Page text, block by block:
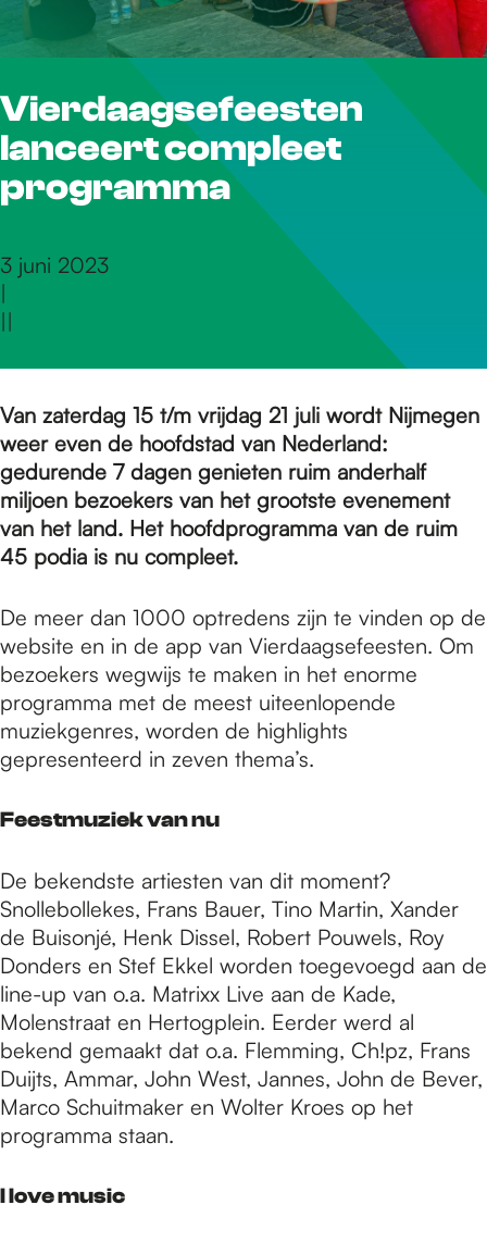
r
d
e
o
m
e
p
a
g
Vierdaagsefeesten
lanceert compleet
programma
3 juni 2023
|
||
Van zaterdag 15 t/m vrijdag 21 juli wordt Nijmegen
weer even de hoofdstad van Nederland:
gedurende 7 dagen genieten ruim anderhalf
miljoen bezoekers van het grootste evenement
van het land. Het hoofdprogramma van de ruim
45 podia is nu compleet.
De meer dan 1000 optredens zijn te vinden op de
website en in de app van Vierdaagsefeesten. Om
bezoekers wegwijs te maken in het enorme
programma met de meest uiteenlopende
muziekgenres, worden de highlights
gepresenteerd in zeven thema’s.
Feestmuziek van nu
De bekendste artiesten van dit moment?
Snollebollekes, Frans Bauer, Tino Martin, Xander
de Buisonjé, Henk Dissel, Robert Pouwels, Roy
Donders en Stef Ekkel worden toegevoegd aan de
line-up van o.a. Matrixx Live aan de Kade,
Molenstraat en Hertogplein. Eerder werd al
bekend gemaakt dat o.a. Flemming, Ch!pz, Frans
Duijts, Ammar, John West, Jannes, John de Bever,
Marco Schuitmaker en Wolter Kroes op het
programma staan.
I love music